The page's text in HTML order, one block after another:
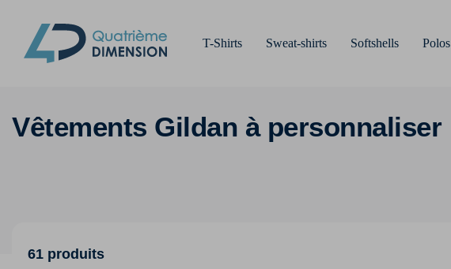
T-Shirts Sweat-shirts Softshells Polos
Vêtements Gildan à personnaliser
61 produits